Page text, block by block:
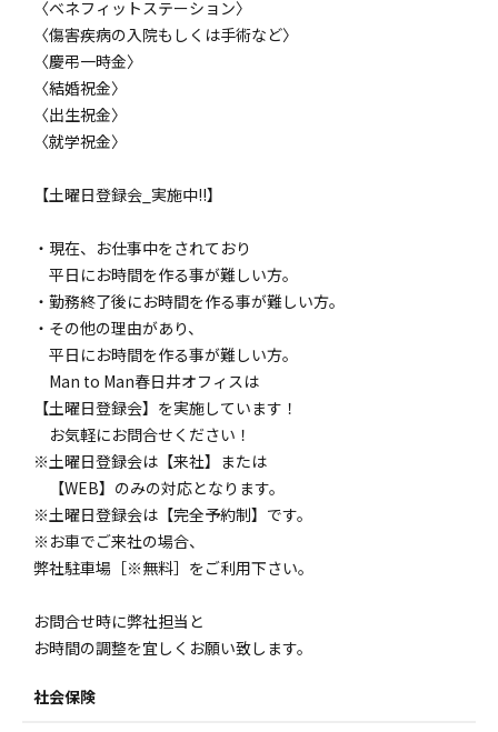
〈ベネフィットステーション〉
〈傷害疾病の入院もしくは手術など〉
〈慶弔一時金〉
〈結婚祝金〉
〈出生祝金〉
〈就学祝金〉
【土曜日登録会_実施中!!】
・現在、お仕事中をされており
平日にお時間を作る事が難しい方。
・勤務終了後にお時間を作る事が難しい方。
・その他の理由があり、
平日にお時間を作る事が難しい方。
Man to Man春日井オフィスは
【土曜日登録会】を実施しています！
お気軽にお問合せください！
※土曜日登録会は【来社】または
【WEB】のみの対応となります。
※土曜日登録会は【完全予約制】です。
※お車でご来社の場合、
弊社駐車場［※無料］をご利用下さい。
お問合せ時に弊社担当と
お時間の調整を宜しくお願い致します。
社会保険